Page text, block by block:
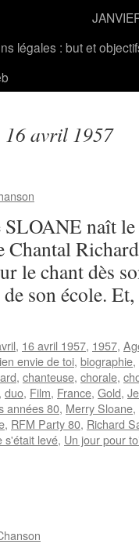
légales : but et
16 avril 1957
SLOANE naît
Chantal
le chant dès
de son école.
, 16 avril 1957, 1957,
envie de toi, biographie,
, chanteuse, chorale,
, duo, Film, France, Gold,
années 80, Merry Sloane,
, RFM Party 80, Richard
s'était levé, Un jour pour